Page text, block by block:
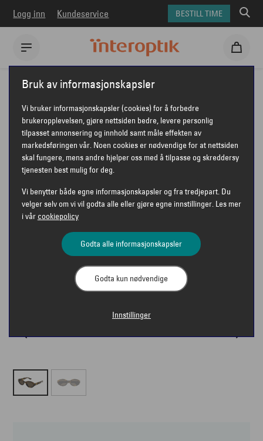
Logg inn Kundeservice BESTILL TIME
Interoptik Solbriller Gucci solbriller
GUCCI GG1579S
Bruk av informasjonskapsler
Vi bruker informasjonskapsler (cookies) for å forbedre
brukeropplevelsen, gjøre nettsiden bedre, levere personlig
tilpasset annonsering og innhold samt måle effekten av
markedsføringen vår. Noen cookies er nødvendige for at nettsiden
skal fungere, mens andre hjelper oss med å tilpasse og skreddersy
tjenesten best mulig for deg.
Vi benytter både egne informasjonskapsler og fra tredjepart. Du
velger selv om vi vil godta alle eller gjøre egne innstillinger. Les mer
i vår cookiepolicy
Godta alle informasjonskapsler
Godta kun nødvendige
Innstillinger